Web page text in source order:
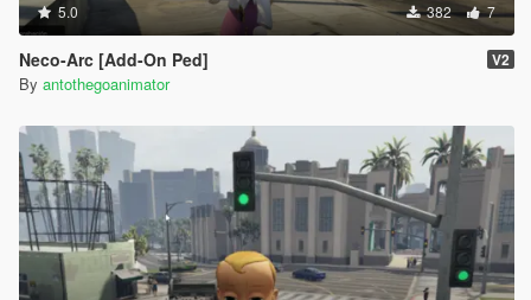
5.0 382 7
Neco-Arc [Add-On Ped] V2
By antothegoanimator